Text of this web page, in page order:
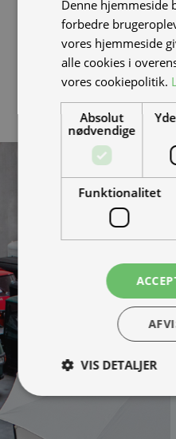
NIU forhandler. alternativt
ikke er blacklistet, ved at
batteriet sidder i en
Denne hjemmeside
forbedre
vores hjemmeside
alle cookies i
vores cookiepolitik.
Absolut
nødvendige
Funktionalitet
VIS DETALJER